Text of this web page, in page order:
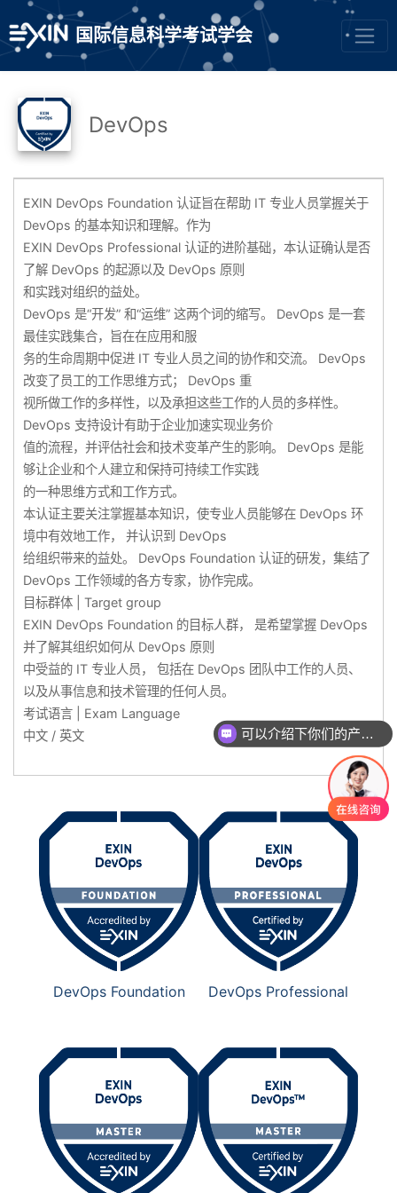
国际信息科学考试学会
DevOps
EXIN DevOps Foundation 认证旨在帮助 IT 专业人员掌握关于
DevOps 的基本知识和理解。作为
EXIN DevOps Professional 认证的进阶基础，本认证确认是否
了解 DevOps 的起源以及 DevOps 原则
和实践对组织的益处。
DevOps 是“开发” 和“运维” 这两个词的缩写。 DevOps 是一套
最佳实践集合，旨在在应用和服
务的生命周期中促进 IT 专业人员之间的协作和交流。 DevOps
改变了员工的工作思维方式； DevOps 重
视所做工作的多样性，以及承担这些工作的人员的多样性。
DevOps 支持设计有助于企业加速实现业务价
值的流程，并评估社会和技术变革产生的影响。 DevOps 是能
够让企业和个人建立和保持可持续工作实践
的一种思维方式和工作方式。
本认证主要关注掌握基本知识，使专业人员能够在 DevOps 环
境中有效地工作， 并认识到 DevOps
给组织带来的益处。 DevOps Foundation 认证的研发，集结了
DevOps 工作领域的各方专家，协作完成。
目标群体 | Target group
EXIN DevOps Foundation 的目标人群， 是希望掌握 DevOps
并了解其组织如何从 DevOps 原则
中受益的 IT 专业人员， 包括在 DevOps 团队中工作的人员、
以及从事信息和技术管理的任何人员。
考试语言 | Exam Language
中文 / 英文
DevOps Foundation DevOps Professional
可以介绍下你们的产品么？